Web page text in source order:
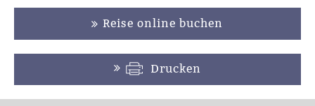
Reise online buchen
Drucken